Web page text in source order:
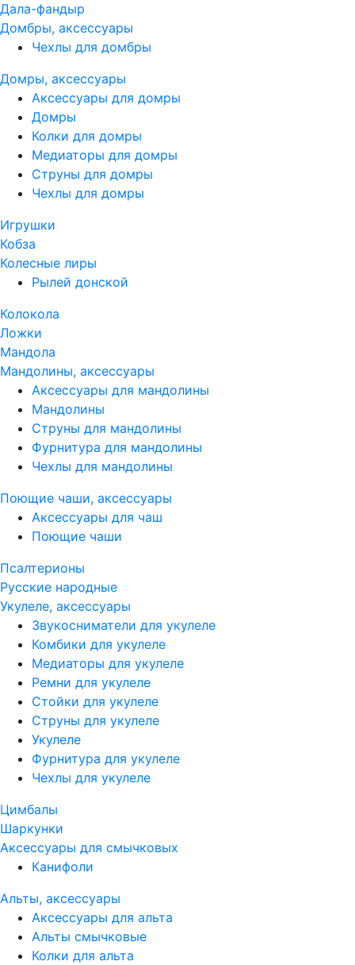
Дала-фандыр
Домбры, аксессуары
Чехлы для домбры
Домры, аксессуары
Аксессуары для домры
Домры
Колки для домры
Медиаторы для домры
Струны для домры
Чехлы для домры
Игрушки
Кобза
Колесные лиры
Рылей донской
Колокола
Ложки
Мандола
Мандолины, аксессуары
Аксессуары для мандолины
Мандолины
Струны для мандолины
Фурнитура для мандолины
Чехлы для мандолины
Поющие чаши, аксессуары
Аксессуары для чаш
Поющие чаши
Псалтерионы
Русские народные
Укулеле, аксессуары
Звукосниматели для укулеле
Комбики для укулеле
Медиаторы для укулеле
Ремни для укулеле
Стойки для укулеле
Струны для укулеле
Укулеле
Фурнитура для укулеле
Чехлы для укулеле
Цимбалы
Шаркунки
Аксессуары для смычковых
Канифоли
Альты, аксессуары
Аксессуары для альта
Альты смычковые
Колки для альта